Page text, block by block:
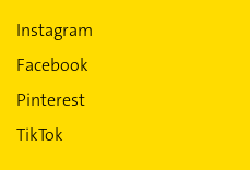
Instagram
Facebook
Pinterest
TikTok